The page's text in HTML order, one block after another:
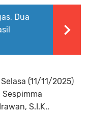
Dua
(11/11/2025)
S.I.K.,